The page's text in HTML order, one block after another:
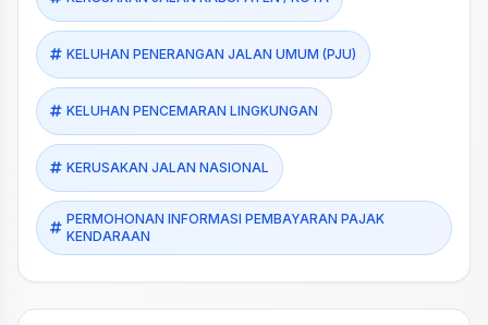
KELUHAN PENERANGAN JALAN UMUM (PJU)
KELUHAN PENCEMARAN LINGKUNGAN
KERUSAKAN JALAN NASIONAL
PERMOHONAN INFORMASI PEMBAYARAN PAJAK
KENDARAAN